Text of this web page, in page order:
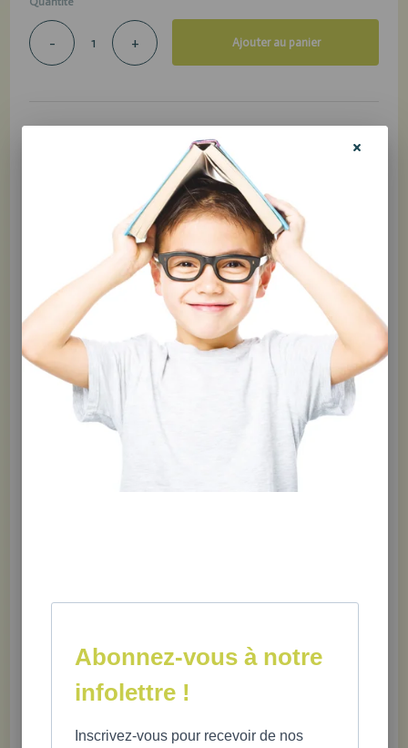
- + Ajouter au panier
Partager
Entraîne ton cerveau!
Salut! C’est moi, ta formidable amygdale! Je suis
dans ton cerveau. Tu ne me connais peut-être pas
encore, mais j’accomplis un travail super
important. C’est moi qui alerte ton corps quand tu
es en danger. Le hic, c’est que j’en fais parfois un
peu trop. Eh oui, il arrive que je m’énerve pour
presque rien! Heureusement, tu peux m’aider à me
calmer.
C’est une amygdale tout à fait rigolote qui est en
vedette dans cet album illustré! Les enfants y
découvriront le rôle que joue cette petite structure du
apprendront également des techniques simples pour
techniques simples pour mieux composer avec les
trouveront également des conseils pour accompagner
leurs petits curieux dans cet apprentissage essentiel.
Abonnez-vous à notre
infolettre !
Inscrivez-vous pour recevoir de nos